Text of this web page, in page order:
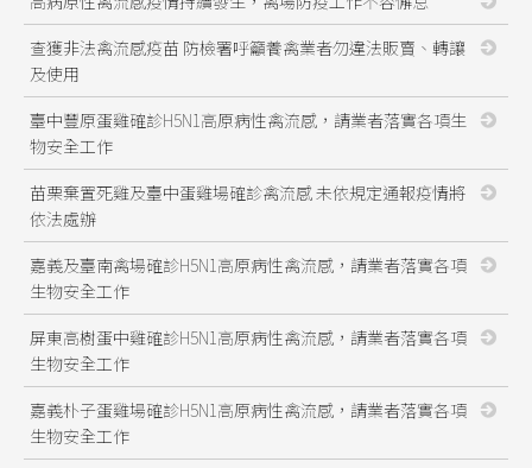
查獲非法禽流感疫苗 防檢署呼籲養禽業者勿違法販賣、轉讓
及使用
臺中豐原蛋雞確診H5N1高原病性禽流感，請業者落實各項生
物安全工作
苗栗棄置死雞及臺中蛋雞場確診禽流感 未依規定通報疫情將
依法處辦
嘉義及臺南禽場確診H5N1高原病性禽流感，請業者落實各項
生物安全工作
屏東高樹蛋中雞確診H5N1高原病性禽流感，請業者落實各項
生物安全工作
嘉義朴子蛋雞場確診H5N1高原病性禽流感，請業者落實各項
生物安全工作